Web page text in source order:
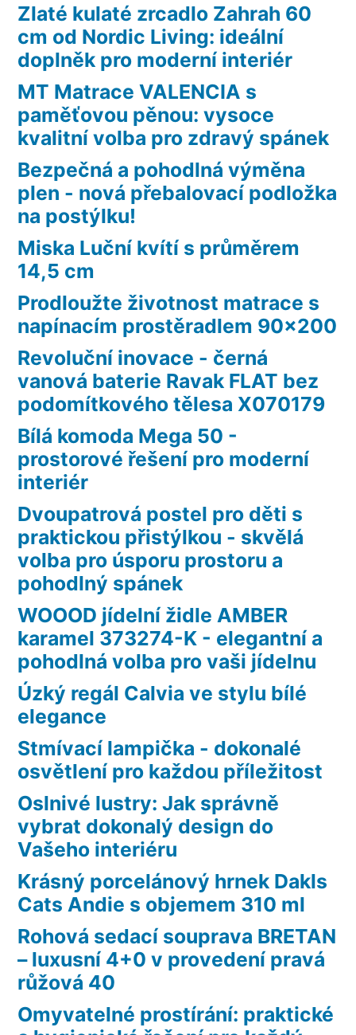
Zlaté kulaté zrcadlo Zahrah 60
cm od Nordic Living: ideální
doplněk pro moderní interiér
MT Matrace VALENCIA s
paměťovou pěnou: vysoce
kvalitní volba pro zdravý spánek
Bezpečná a pohodlná výměna
plen - nová přebalovací podložka
na postýlku!
Miska Luční kvítí s průměrem
14,5 cm
Prodloužte životnost matrace s
napínacím prostěradlem 90×200
Revoluční inovace - černá
vanová baterie Ravak FLAT bez
podomítkového tělesa X070179
Bílá komoda Mega 50 -
prostorové řešení pro moderní
interiér
Dvoupatrová postel pro děti s
praktickou přistýlkou - skvělá
volba pro úsporu prostoru a
pohodlný spánek
WOOOD jídelní židle AMBER
karamel 373274-K - elegantní a
pohodlná volba pro vaši jídelnu
Úzký regál Calvia ve stylu bílé
elegance
Stmívací lampička - dokonalé
osvětlení pro každou příležitost
Oslnivé lustry: Jak správně
vybrat dokonalý design do
Vašeho interiéru
Krásný porcelánový hrnek Dakls
Cats Andie s objemem 310 ml
Rohová sedací souprava BRETAN
– luxusní 4+0 v provedení pravá
růžová 40
Omyvatelné prostírání: praktické